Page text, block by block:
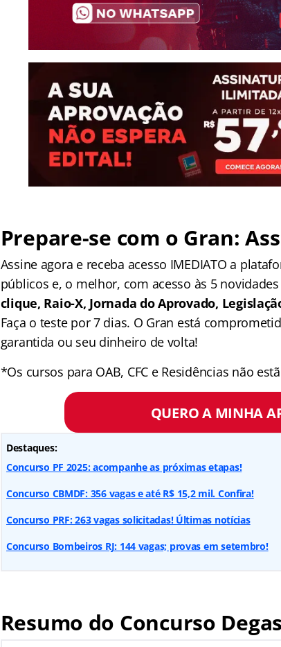
Prepare-se com o Gran:
Assine agora e receba acesso IMEDIATO a
públicos e, o melhor, com acesso às 5
clique, Raio-X, Jornada do Aprovado,
Faça o teste por 7 dias. O Gran está
garantida ou seu dinheiro de volta!
*Os cursos para OAB, CFC e Residências não
QUERO A MINHA
Destaques:
Concurso PF 2025: acompanhe as próximas etapas!
Concurso CBMDF: 356 vagas e até R$ 15,2 mil. Confira!
Concurso PRF: 263 vagas solicitadas! Últimas notícias
Concurso Bombeiros RJ: 144 vagas; provas em setembro!
Resumo do Concurso